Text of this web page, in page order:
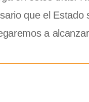
que el Estado
a